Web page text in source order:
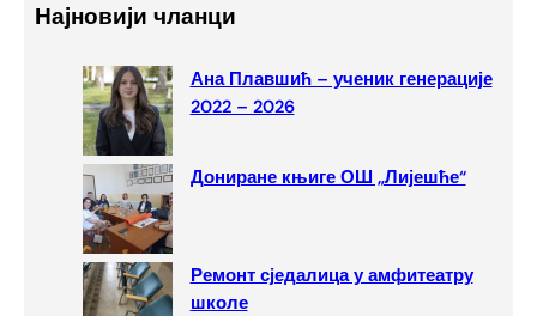
rНајновији чланци
Ана Плавшић – ученик генерације
2022 – 2026
Дониране књиге ОШ „Лијешће“
Ремонт сједалица у амфитеатру
школе